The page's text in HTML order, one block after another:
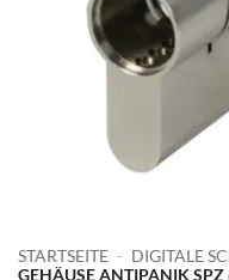
STARTSEITE - DIGITALE
GEHÄUSE ANTIPANIK